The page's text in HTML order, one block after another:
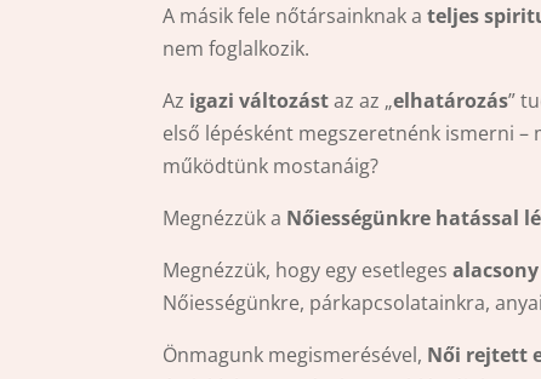
A másik fele nőtársainknak ateljes
nem foglalkozik.
Az igazi változástaz az „elhatározás”
első lépésként megszeretnénk ismerni
működtünk mostanáig?
Megnézzük a Nőiességünkre hatással
Megnézzük, hogy egy esetleges
Nőiességünkre, párkapcsolatainkra,
Önmagunk megismerésével, Női rejtett